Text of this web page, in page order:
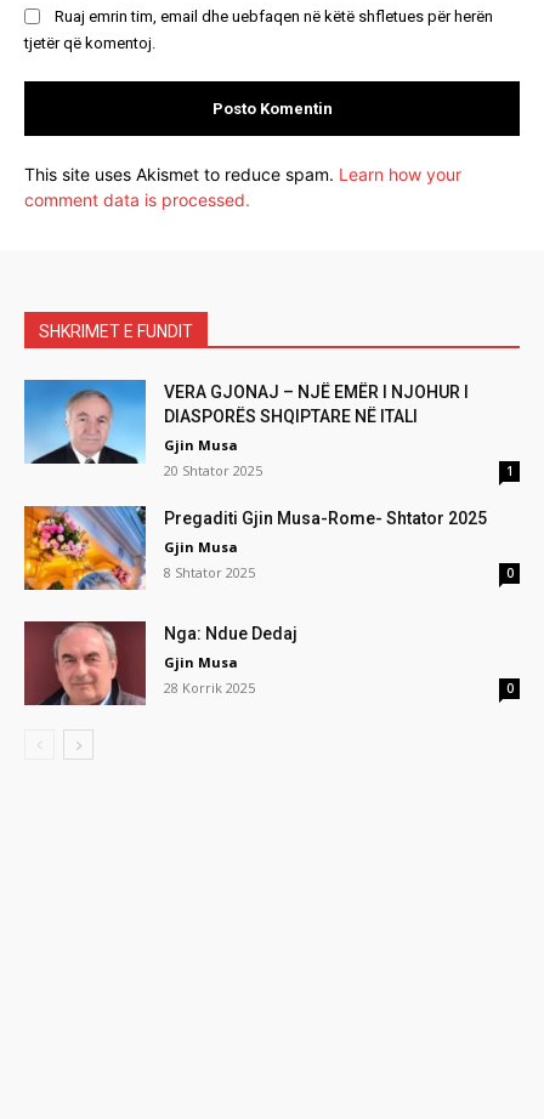
Ruaj emrin tim, email dhe uebfaqen në këtë shfletues për herën
tjetër që komentoj.
This site uses Akismet to reduce spam. Learn how your
comment data is processed.
SHKRIMET E FUNDIT
VERA GJONAJ – NJË EMËR I NJOHUR I
DIASPORËS SHQIPTARE NË ITALI
Gjin Musa
20 Shtator 2025
1
Pregaditi Gjin Musa-Rome- Shtator 2025
Gjin Musa
8 Shtator 2025
0
Nga: Ndue Dedaj
Gjin Musa
28 Korrik 2025
0